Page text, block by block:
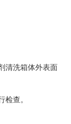
清洗箱体外表面
查。